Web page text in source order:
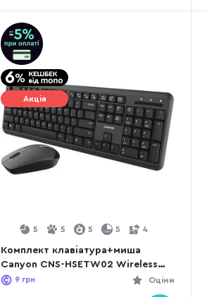
Акція
5 5 5 5 4
Комплект клавіатура+миша
Canyon CNS-HSETW02 Wireless
Black
Оціни
9 грн